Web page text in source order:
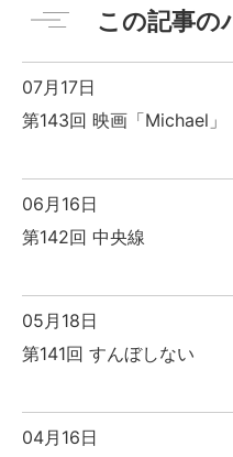
この記事の
07月17日
第143回 映画「Michael」
06月16日
第142回 中央線
05月18日
第141回 すんぼしない
04月16日